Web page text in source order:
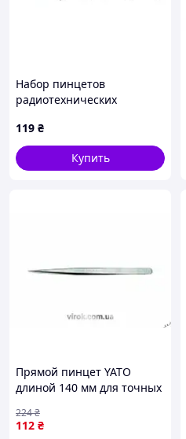
Набор пинцетов
радиотехнических
(NT-6001)
119 ₴
Купить
Прямой пинцет YATO
длиной 140 мм для точных
инструмент для мастеров
112 ₴
224₴